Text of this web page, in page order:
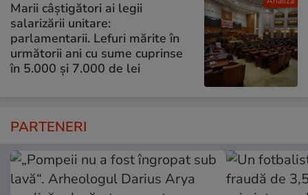
Marii câștigători ai legii
salarizării unitare:
parlamentarii. Lefuri mărite în
următorii ani cu sume cuprinse
în 5.000 și 7.000 de lei
PARTENERI